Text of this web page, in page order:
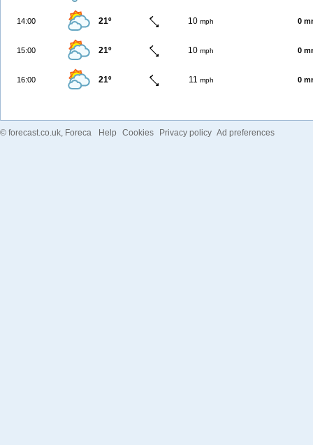
14:00 21º 10 mph 0
15:00 21º 10 mph 0
16:00 21º 11 mph 0
© forecast.co.uk , Foreca Help Cookies Privacy policy Ad preferences